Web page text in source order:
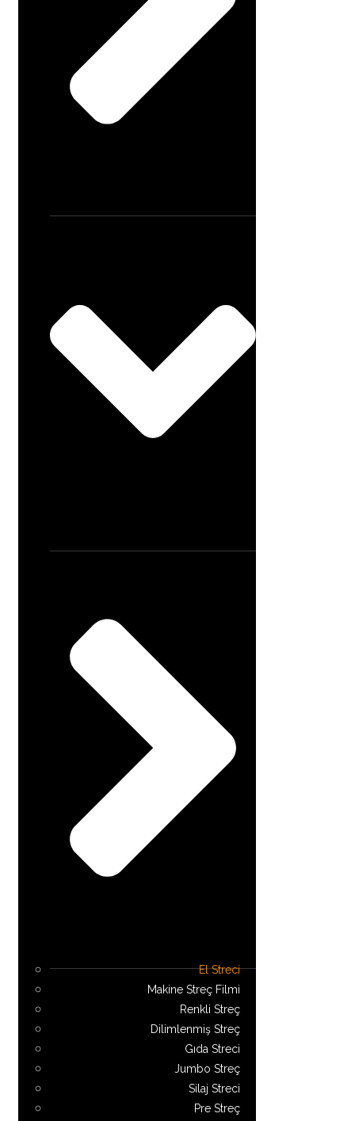
El Streci
Makine Streç Filmi
Renkli Streç
Dilimlenmiş Streç
Gıda Streci
Jumbo Streç
Silaj Streci
Pre Streç